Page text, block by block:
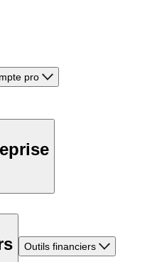
pro
Outils financiers